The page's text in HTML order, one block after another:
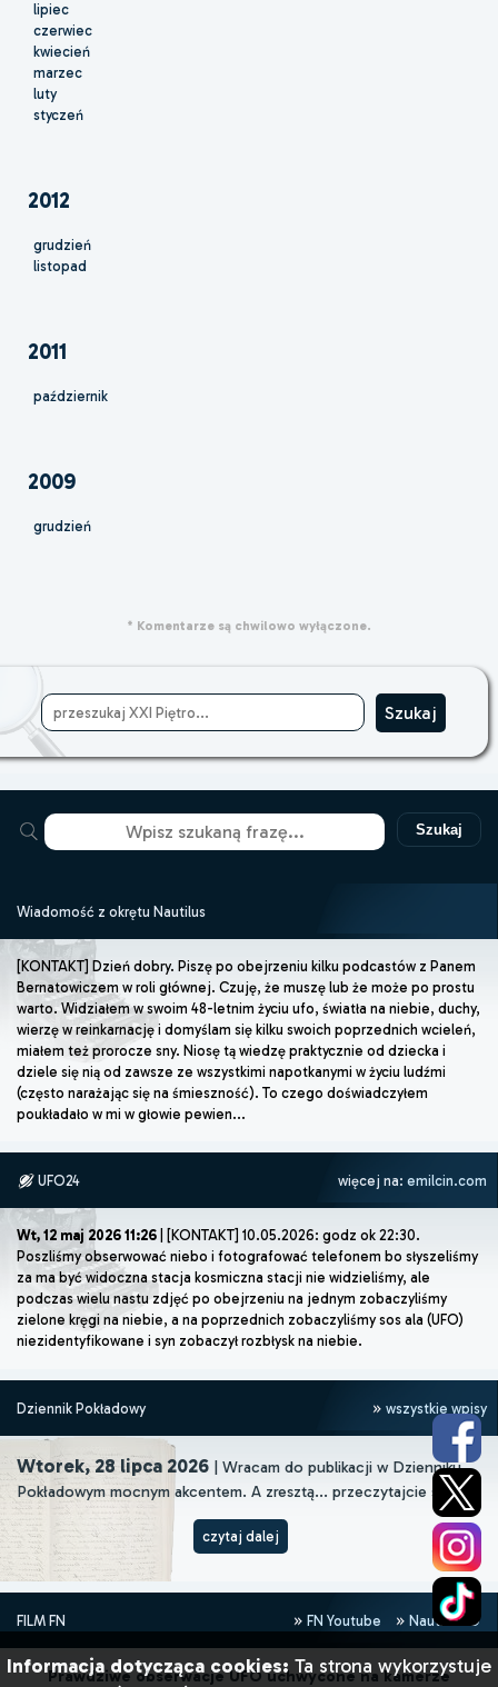
lipiec
czerwiec
kwiecień
marzec
luty
styczeń
2012
grudzień
listopad
2011
październik
2009
grudzień
* Komentarze są chwilowo wyłączone.
Szukaj
Wiadomość z okrętu Nautilus
[KONTAKT] Dzień dobry. Piszę po obejrzeniu kilku podcastów z Panem
Bernatowiczem w roli głównej. Czuję, że muszę lub że może po prostu
warto. Widziałem w swoim 48-letnim życiu ufo, światła na niebie, duchy,
wierzę w reinkarnację i domyślam się kilku swoich poprzednich wcieleń,
miałem też prorocze sny. Niosę tą wiedzę praktycznie od dziecka i
dziele się nią od zawsze ze wszystkimi napotkanymi w życiu ludźmi
(często narażając się na śmieszność). To czego doświadczyłem
poukładało w mi w głowie pewien...
UFO24 więcej na: emilcin.com
Wt, 12 maj 2026 11:26 | [KONTAKT] 10.05.2026: godz ok 22:30.
Poszliśmy obserwować niebo i fotografować telefonem bo słyszeliśmy
za ma być widoczna stacja kosmiczna stacji nie widzieliśmy, ale
podczas wielu nastu zdjęć po obejrzeniu na jednym zobaczyliśmy
zielone kręgi na niebie, a na poprzednich zobaczyliśmy sos ala (UFO)
niezidentyfikowane i syn zobaczył rozbłysk na niebie.
Dziennik Pokładowy wszystkie wpisy
Wtorek, 28 lipca 2026 | Wracam do publikacji w Dzienniku
Pokładowym mocnym akcentem. A zresztą... przeczytajcie sami!
czytaj dalej
FILM FN FN Youtube NautilusHD
Prawdziwe obserwacje UFO uchwycone na kamerze
Informacja dotycząca cookies: Ta strona wykorzystuje